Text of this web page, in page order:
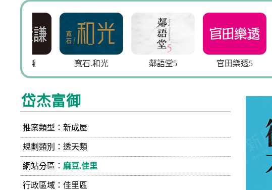
寬石.和光 鄰語堂5 官田樂透5
岱杰富御
推案類型：新成屋
規劃類別：透天類
網站分區： 麻豆.佳里
行政區域：佳里區